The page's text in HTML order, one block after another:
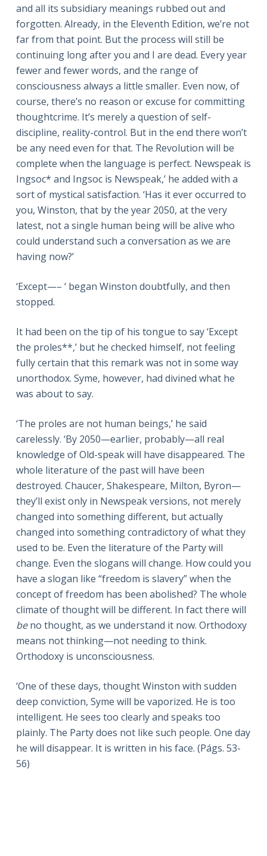
and all its subsidiary meanings rubbed out and
forgotten. Already, in the Eleventh Edition, we’re not
far from that point. But the process will still be
continuing long after you and I are dead. Every year
fewer and fewer words, and the range of
consciousness always a little smaller. Even now, of
course, there’s no reason or excuse for committing
thoughtcrime. It’s merely a ques­tion of self-
discipline, reality-control. But in the end there won’t
be any need even for that. The Revolution will be
complete when the language is perfect. Newspeak is
Ingsoc* and Ingsoc is Newspeak,’ he added with a
sort of mystical satisfaction. ‘Has it ever occurred to
you, Winston, that by the year 2050, at the very
latest, not a single human being will be alive who
could understand such a conversation as we are
having now?’
‘Except—– ‘ began Winston doubtfully, and then
stopped.
It had been on the tip of his tongue to say ‘Except
the proles**,’ but he checked himself, not feeling
fully certain that this remark was not in some way
unorthodox. Syme, however, had divined what he
was about to say.
‘The proles are not human beings,’ he said
carelessly. ‘By 2050—earlier, probably—all real
knowledge of Old-speak will have disappeared. The
whole literature of the past will have been
destroyed. Chaucer, Shakespeare, Milton, Byron—
they’ll exist only in Newspeak versions, not merely
changed into something different, but actually
changed into something contradictory of what they
used to be. Even the literature of the Party will
change. Even the slogans will change. How could you
have a slogan like “freedom is slavery” when the
concept of freedom has been abolished? The whole
climate of thought will be different. In fact there will
beno thought, as we understand it now. Orthodoxy
means not thinking—not needing to think.
Orthodoxy is unconsciousness.
‘One of these days, thought Winston with sudden
deep conviction, Syme will be vaporized. He is too
intelligent. He sees too clearly and speaks too
plainly. The Party does not like such people. One day
he will disappear. It is written in his face. (Págs. 53-
56)